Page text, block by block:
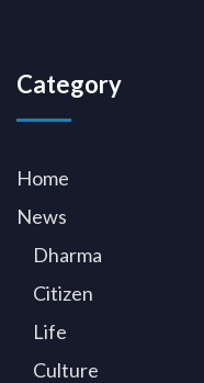
Category
Home
News
Dharma
Citizen
Life
Culture